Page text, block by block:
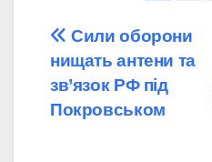
Навігація
записів
Сили оборони
нищать антени та
зв’язок РФ під
Покровськом